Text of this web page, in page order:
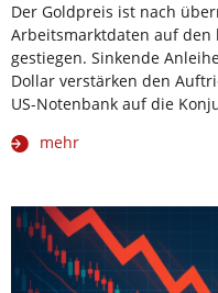
Der Goldpreis ist nach
Arbeitsmarktdaten auf den
gestiegen. Sinkende
Dollar verstärken den
US-Notenbank auf die
mehr